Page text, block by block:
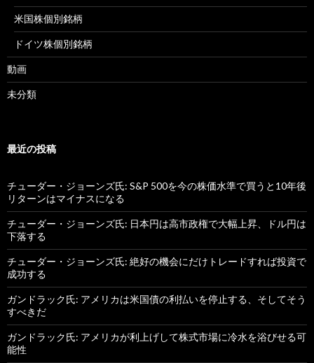
米国株個別銘柄
ドイツ株個別銘柄
動画
未分類
最近の投稿
チューダー・ジョーンズ氏: S&P 500を今の株価水準で買うと10年後
リターンはマイナスになる
チューダー・ジョーンズ氏: 日本円は高市政権で大幅上昇、ドル円は
下落する
チューダー・ジョーンズ氏: 絶好の機会にだけトレードすれば投資で
成功する
ガンドラック氏: アメリカは米国債の利払いを停止する、そしてそう
すべきだ
ガンドラック氏: アメリカが利上げして株式市場に冷水を浴びせる可
能性